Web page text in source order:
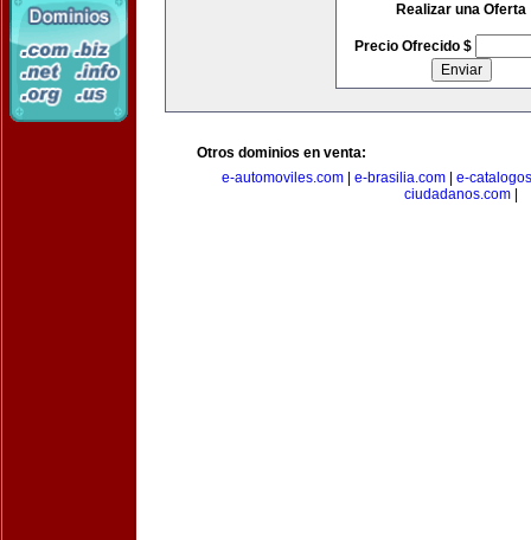
Realizar una Oferta
Precio Ofrecido $
Otros dominios en venta:
e-automoviles.com
e-brasilia.com
e-
ciudadanos.com